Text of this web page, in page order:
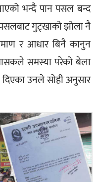
भन्दै पान पसल बन्द
पसलबाट गुट्खाको झोला नै
र आधार बिनै कानुन
समस्या परेको बेला
दिएका उनले सोही अनुसार